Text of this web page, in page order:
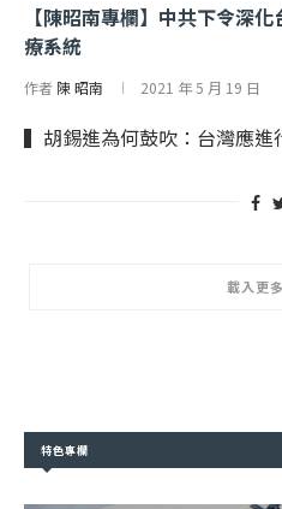
【陳昭南專欄】中共下令深
療系統
作者 陳 昭南 2021 年 5 月 19 日
▍胡錫進為何鼓吹：台灣應
載入更多
特色專欄